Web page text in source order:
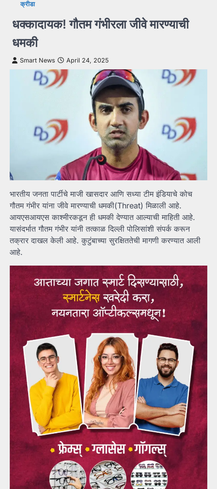
क्रीडा
धक्कादायक! गौतम गंभीरला जीवे मारण्याची
धमकी
Smart News April 24, 2025
भारतीय जनता पार्टीचे माजी खासदार आणि सध्या टीम इंडियाचे कोच
गौतम गंभीर यांना जीवे मारण्याची धमकी(Threat) मिळाली आहे.
आयएसआयएस काश्मीरकडून ही धमकी देण्यात आल्याची माहिती आहे.
यासंदर्भात गौतम गंभीर यांनी तत्काळ दिल्ली पोलिसांशी संपर्क करून
तक्रार दाखल केली आहे. कुटुंबाच्या सुरक्षिततेची मागणी करण्यात आली
आहे.